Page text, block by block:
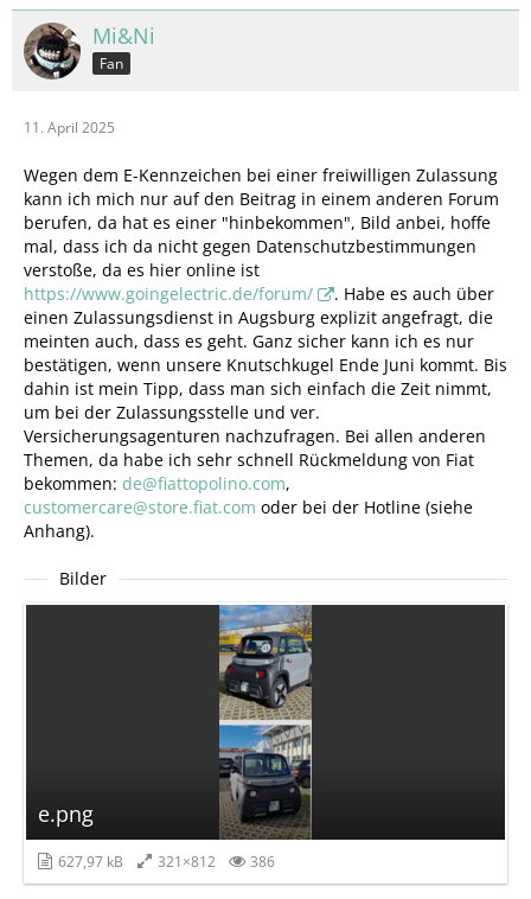
Mi&Ni
Fan
11. April 2025
Wegen dem E-Kennzeichen bei einer freiwilligen Zulassung
kann ich mich nur auf den Beitrag in einem anderen Forum
berufen, da hat es einer "hinbekommen", Bild anbei, hoffe
mal, dass ich da nicht gegen Datenschutzbestimmungen
verstoße, da es hier online ist
https://www.goingelectric.de/forum/
. Habe es auch über
einen Zulassungsdienst in Augsburg explizit angefragt, die
meinten auch, dass es geht. Ganz sicher kann ich es nur
bestätigen, wenn unsere Knutschkugel Ende Juni kommt. Bis
dahin ist mein Tipp, dass man sich einfach die Zeit nimmt,
um bei der Zulassungsstelle und ver.
Versicherungsagenturen nachzufragen. Bei allen anderen
Themen, da habe ich sehr schnell Rückmeldung von Fiat
bekommen: de@fiattopolino.com,
customercare@store.fiat.com oder bei der Hotline (siehe
Anhang).
Bilder
e.png
627,97 kB 321×812 386